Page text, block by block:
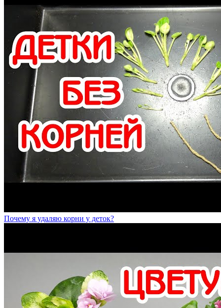
Почему я удаляю корни у деток?